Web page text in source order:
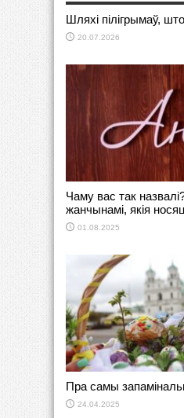
Шляхі пілігрымаў,
20.07.2026
Чаму вас так
жанчынамі, якія
01.08.2025
Пра самы
24.04.2025